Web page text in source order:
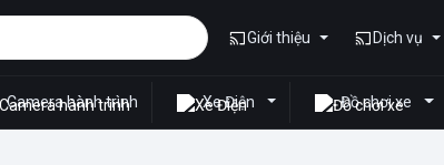
Giới thiệu Dịch vụ
Camera hành trình Xe Điện Đồ chơi xe